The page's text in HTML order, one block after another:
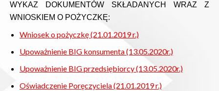
WYKAZ DOKUMENTÓW SKŁADANYCH WRAZ Z
WNIOSKIEM O POŻYCZKĘ:
Wniosek o pożyczkę (21.01.2019 r.)
Upoważnienie BIG konsumenta (13.05.2020r.)
Upoważnienie BIG przedsiębiorcy (13.05.2020r.)
Oświadczenie Poręczyciela (21.01.2019 r.)